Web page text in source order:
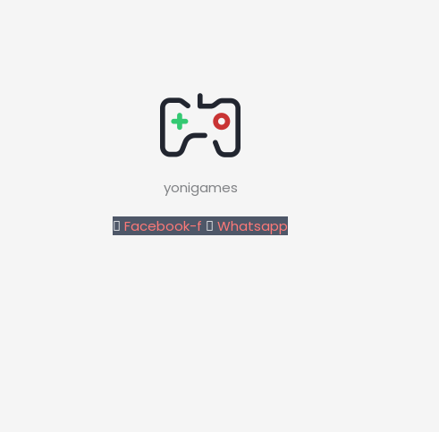
yonigames
Facebook-f Whatsapp